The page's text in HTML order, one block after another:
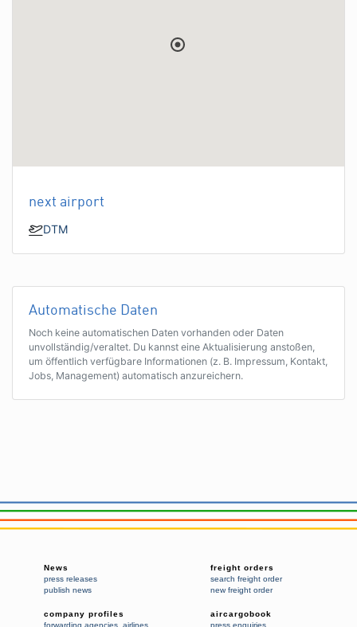
next airport
DTM
Automatische Daten
Noch keine automatischen Daten vorhanden oder Daten
unvollständig/veraltet. Du kannst eine Aktualisierung anstoßen,
um öffentlich verfügbare Informationen (z. B. Impressum, Kontakt,
Jobs, Management) automatisch anzureichern.
News
press releases
publish news
freight orders
search freight order
new freight order
company profiles
forwarding agencies airlines
aircargobook
press enquiries